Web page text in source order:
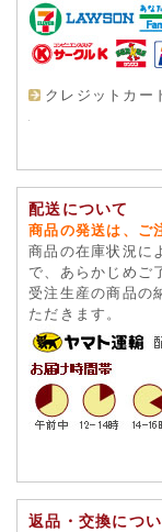
クレジットカー
配送について
商品の発送は、ご
商品の在庫状況に
で、あらかじめご
受注生産の商品の
ただきます。
返品・交換につ